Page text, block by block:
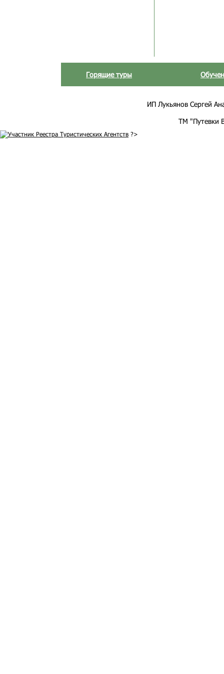
Горящие туры
ИП Лукьянов Сергей
ТМ "Путевки
?>